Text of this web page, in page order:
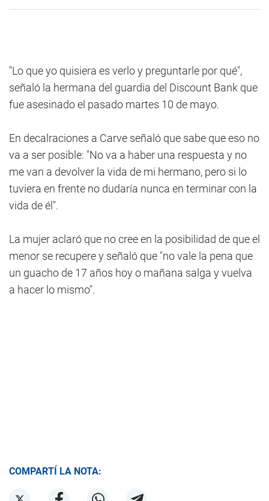
"Lo que yo quisiera es verlo y preguntarle por qué",
señaló la hermana del guardia del Discount Bank que
fue asesinado el pasado martes 10 de mayo.
En decalraciones a Carve señaló que sabe que eso no
va a ser posible: "No va a haber una respuesta y no
me van a devolver la vida de mi hermano, pero si lo
tuviera en frente no dudaría nunca en terminar con la
vida de él".
La mujer aclaró que no cree en la posibilidad de que el
menor se recupere y señaló que "no vale la pena que
un guacho de 17 años hoy o mañana salga y vuelva
a hacer lo mismo".
COMPARTÍ LA NOTA: